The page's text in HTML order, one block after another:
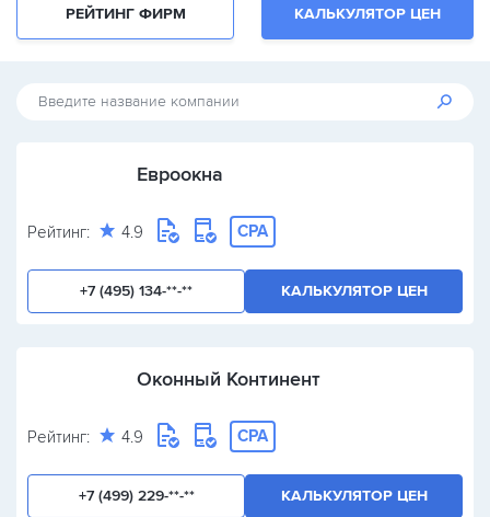
РЕЙТИНГ ФИРМ КАЛЬКУЛЯТОР ЦЕН
Евроокна
Рейтинг: 4.9 CPA
+7 (495) 134-**-** КАЛЬКУЛЯТОР ЦЕН
Оконный Континент
Рейтинг: 4.9 CPA
+7 (499) 229-**-** КАЛЬКУЛЯТОР ЦЕН